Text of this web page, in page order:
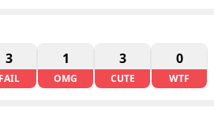
3
FAIL
1
OMG
3
CUTE
0
WTF